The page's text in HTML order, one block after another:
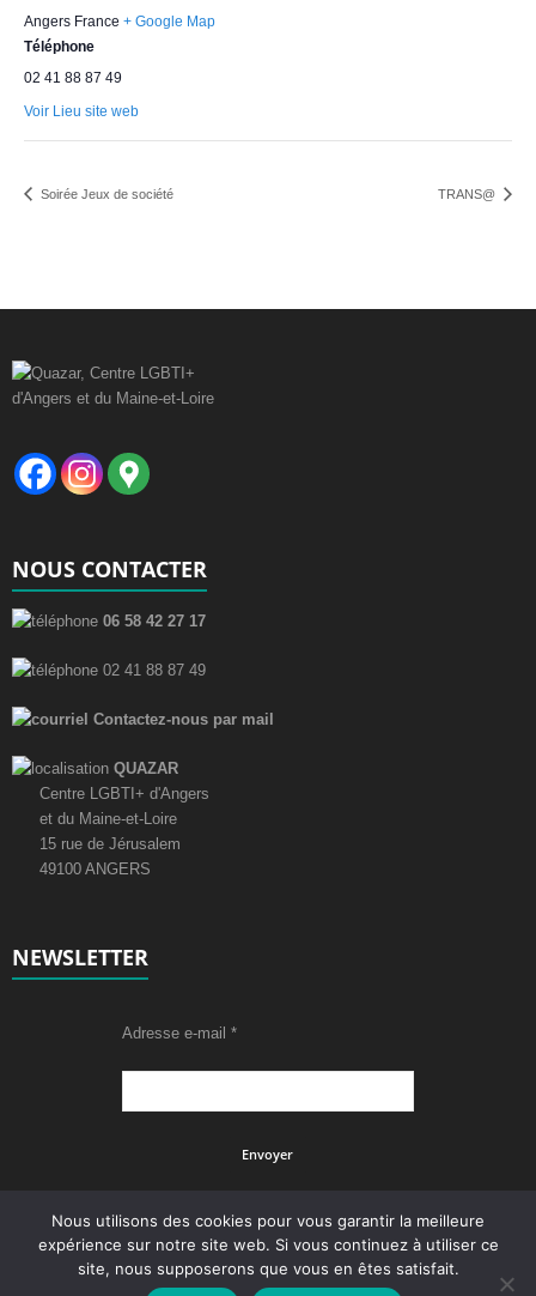
Angers France + Google Map
Téléphone
02 41 88 87 49
Voir Lieu site web
Soirée Jeux de société TRANS@
NOUS CONTACTER
06 58 42 27 17
02 41 88 87 49
Contactez-nous par mail
QUAZAR
Centre LGBTI+ d'Angers
et du Maine-et-Loire
15 rue de Jérusalem
49100 ANGERS
NEWSLETTER
Adresse e-mail *
Nous utilisons des cookies pour vous garantir la meilleure
expérience sur notre site web. Si vous continuez à utiliser ce
site, nous supposerons que vous en êtes satisfait.